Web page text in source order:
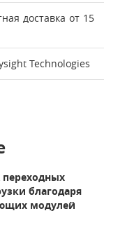
доставка от 15
Technologies
благодаря
модулей